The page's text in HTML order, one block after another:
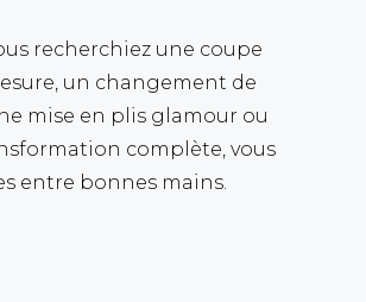
recherchiez une coupe
un changement de
mise en plis glamour ou
complète, vous
entre bonnes mains.